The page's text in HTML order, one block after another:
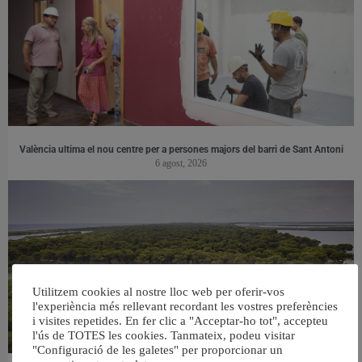
València ultima el nou centre per a persones majors del barri de Sant Antoni
6 agost, 2026
Utilitzem cookies al nostre lloc web per oferir-vos
l'experiència més rellevant recordant les vostres preferències
i visites repetides. En fer clic a "Acceptar-ho tot", accepteu
l'ús de TOTES les cookies. Tanmateix, podeu visitar
"Configuració de les galetes" per proporcionar un